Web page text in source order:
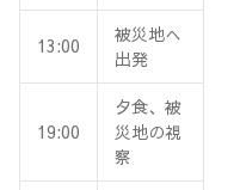
13:00
被災地へ
出発
19:00
夕食、被
災地の視
察